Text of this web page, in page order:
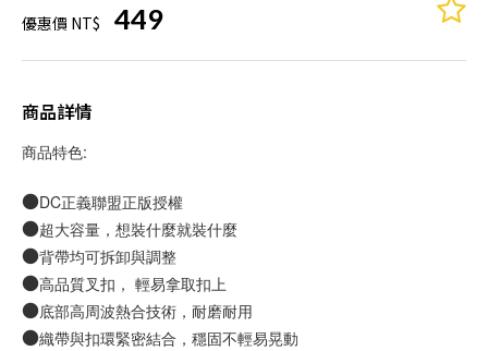
優惠價 NT$ 449
商品詳情
商品特色:
●DC正義聯盟正版授權
●超大容量，想裝什麼就裝什麼
●背帶均可拆卸與調整
●高品質叉扣， 輕易拿取扣上
●底部高周波熱合技術，耐磨耐用
●織帶與扣環緊密結合，穩固不輕易晃動